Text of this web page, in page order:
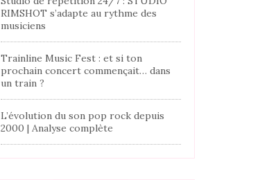
RIMSHOT s’adapte au rythme des
musiciens
Trainline Music Fest : et si ton
prochain concert commençait… dans
un train ?
L’évolution du son pop rock depuis
2000 | Analyse complète